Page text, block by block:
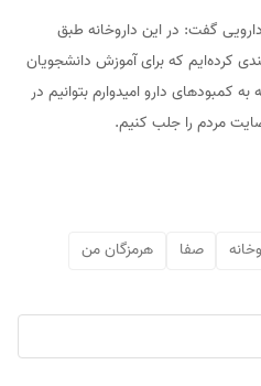
گفت: در این داروخانه طبق
کرده‌ایم که برای آموزش دانشجویان
دارو امیدوارم بتوانیم در
مردم را جلب کنیم.
صفا هرمزگان من